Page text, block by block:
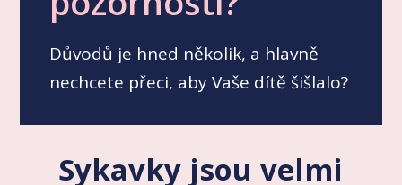
Důvodů je hned několik, a hlavně
nechcete přeci, aby Vaše dítě šišlalo?
Sykavky jsou velmi